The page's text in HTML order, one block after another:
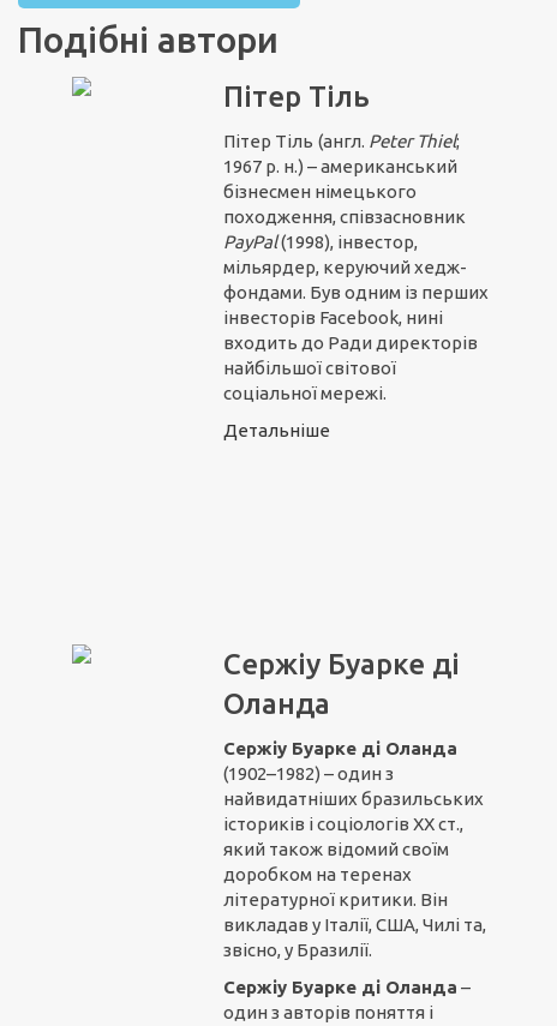
Подібні автори
Пітер Тіль
Пітер Тіль (англ. Peter Thiel;
1967 р. н.) – американський
бізнесмен німецького
походження, співзасновник
PayPal(1998), інвестор,
мільярдер, керуючий хедж-
фондами. Був одним із перших
інвесторів Facebook, нині
входить до Ради директорів
найбільшої світової
соціальної мережі.
Детальніше
Сержіу Буарке ді
Оланда
Сержіу Буарке ді Оланда
(1902–1982) – один з
найвидатніших бразильських
істориків і соціологів ХХ ст.,
який також відомий своїм
доробком на теренах
літературної критики. Він
викладав у Італії, США, Чилі та,
звісно, у Бразилії.
Сержіу Буарке ді Оланда –
один з авторів поняття і